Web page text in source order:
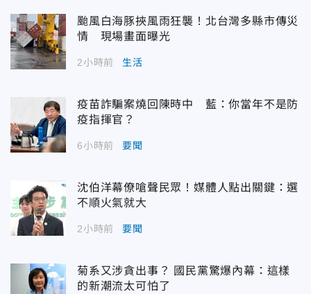
颱風白海豚挾風雨狂襲！北台灣多縣市傳災
情 現場畫面曝光
2小時前 生活
疫苗詐騙案燒回陳時中 藍：你當年不是防
疫指揮官？
6小時前 要聞
沈伯洋幕僚嗆聲民眾！媒體人點出關鍵：選
不順火氣就大
2小時前 要聞
菊系又涉貪出事？ 國民黨驚爆內幕：這樣
的新潮流太可怕了